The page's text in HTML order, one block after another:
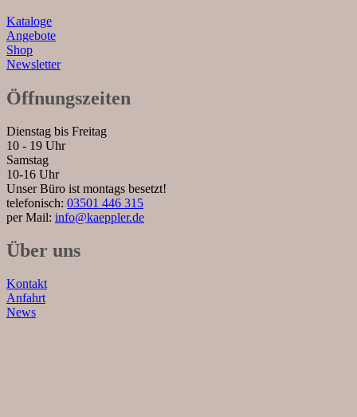
Kataloge
Angebote
Shop
Newsletter
Öffnungszeiten
Dienstag bis Freitag
10 - 19 Uhr
Samstag
10-16 Uhr
Unser Büro ist montags besetzt!
telefonisch: 03501 446 315
per Mail: info@kaeppler.de
Über uns
Kontakt
Anfahrt
News